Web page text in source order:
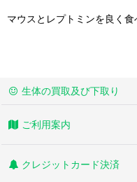
マウスとレプトミンを良く食
生体の買取及び下取り
ご利用案内
クレジットカード決済